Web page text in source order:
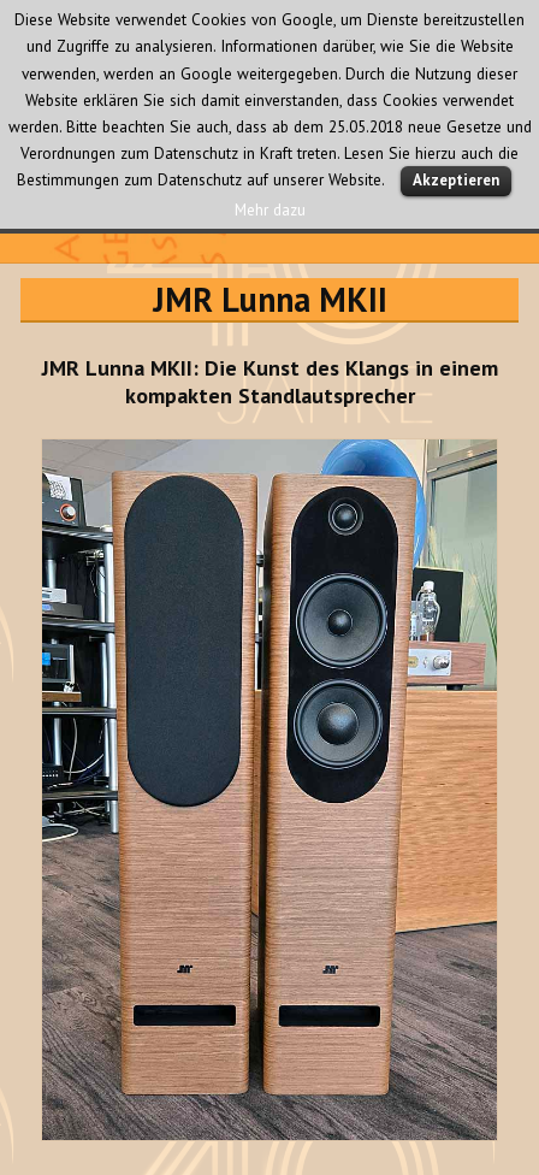
Audio Creativ
MENÜ
UND
JMR Lunna MKII
JMR Lunna MKII: Die Kunst des Klangs in einem
kompakten Standlautsprecher
Diese Website verwendet Cookies von Google, um Dienste bereitzustellen
und Zugriffe zu analysieren. Informationen darüber, wie Sie die Website
verwenden, werden an Google weitergegeben. Durch die Nutzung dieser
Website erklären Sie sich damit einverstanden, dass Cookies verwendet
werden. Bitte beachten Sie auch, dass ab dem 25.05.2018 neue Gesetze und
Verordnungen zum Datenschutz in Kraft treten. Lesen Sie hierzu auch die
Bestimmungen zum Datenschutz auf unserer Website.
Akzeptieren
Mehr dazu